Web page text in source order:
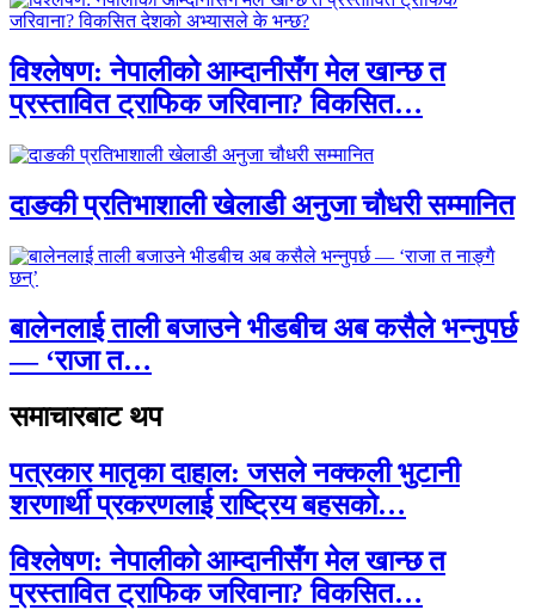
विश्लेषण: नेपालीको आम्दानीसँग मेल खान्छ त
प्रस्तावित ट्राफिक जरिवाना? विकसित…
दाङकी प्रतिभाशाली खेलाडी अनुजा चौधरी सम्मानित
बालेनलाई ताली बजाउने भीडबीच अब कसैले भन्नुपर्छ
— ‘राजा त…
समाचारबाट थप
पत्रकार मातृका दाहाल: जसले नक्कली भुटानी
शरणार्थी प्रकरणलाई राष्ट्रिय बहसको…
विश्लेषण: नेपालीको आम्दानीसँग मेल खान्छ त
प्रस्तावित ट्राफिक जरिवाना? विकसित…